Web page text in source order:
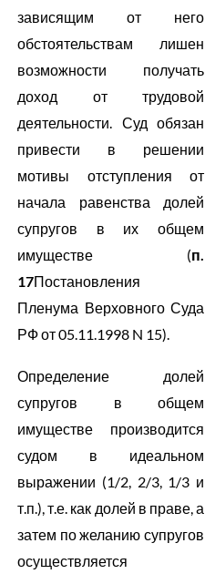
зависящим от него
обстоятельствам лишен
возможности получать
доход от трудовой
деятельности. Суд обязан
привести в решении
мотивы отступления от
начала равенства долей
супругов в их общем
имуществе (п.
17Постановления
Пленума Верховного Суда
РФ от 05.11.1998 N 15).
Определение долей
супругов в общем
имуществе производится
судом в идеальном
выражении (1/2, 2/3, 1/3 и
т.п.), т.е. как долей в праве, а
затем по желанию супругов
осуществляется